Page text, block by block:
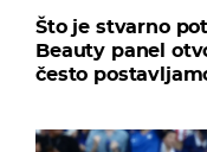
Što je stvarno
Beauty panel
često